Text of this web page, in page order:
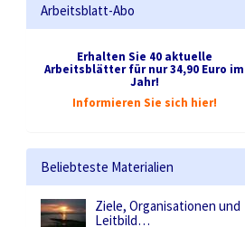
Arbeitsblatt-Abo
Erhalten Sie 40 aktuelle
Arbeitsblätter für nur 34,90 Euro im
Jahr!
Informieren Sie sich hier!
Beliebteste Materialien
Ziele, Organisationen und
Leitbild…